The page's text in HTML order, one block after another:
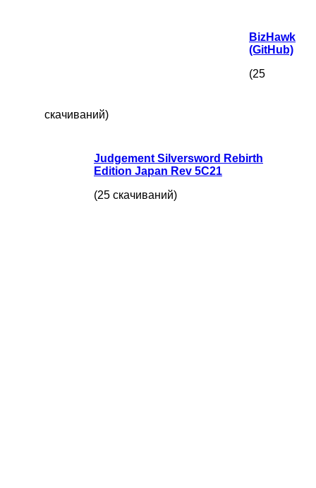
BizHawk
(GitHub)
(25
скачиваний)
Judgement Silversword Rebirth
Edition Japan Rev 5C21
(25 скачиваний)